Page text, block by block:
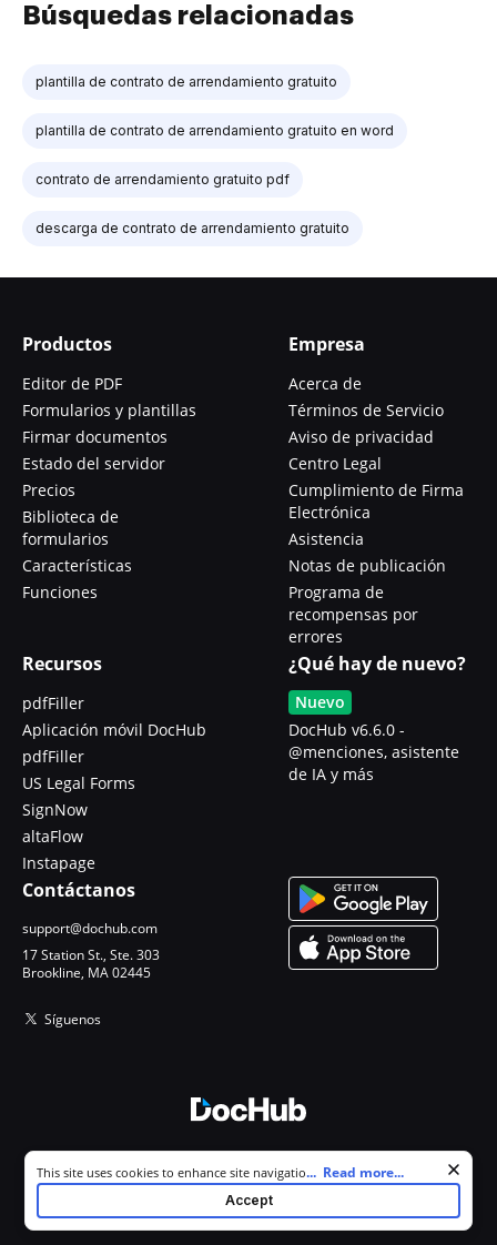
Búsquedas relacionadas
plantilla de contrato de arrendamiento gratuito
plantilla de contrato de arrendamiento gratuito en word
contrato de arrendamiento gratuito pdf
descarga de contrato de arrendamiento gratuito
Productos
Editor de PDF
Formularios y plantillas
Firmar documentos
Estado del servidor
Precios
Biblioteca de
formularios
Características
Funciones
Empresa
Acerca de
Términos de Servicio
Aviso de privacidad
Centro Legal
Cumplimiento de Firma
Electrónica
Asistencia
Notas de publicación
Programa de
recompensas por
errores
Recursos
pdfFiller
Aplicación móvil DocHub
pdfFiller
US Legal Forms
SignNow
altaFlow
Instapage
¿Qué hay de nuevo?
Nuevo
DocHub v6.6.0 -
@menciones, asistente
de IA y más
Contáctanos
support@dochub.com
17 Station St., Ste. 303
Brookline, MA 02445
Síguenos
Todos los derechos reservados.
Cookie consent notice
This site uses cookies to enhance site navigation and personalize
your experience. By using this site you agree to our use of cookies as
described in our
. You can modify your selections by
visiting ourCookie and Advertising Notice.
... Read more...
Accept